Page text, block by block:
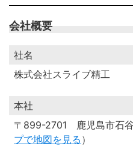
会社概要
社名
株式会社スライブ精工
本社
〒899-2701 鹿児島市石
プで地図を見る ）